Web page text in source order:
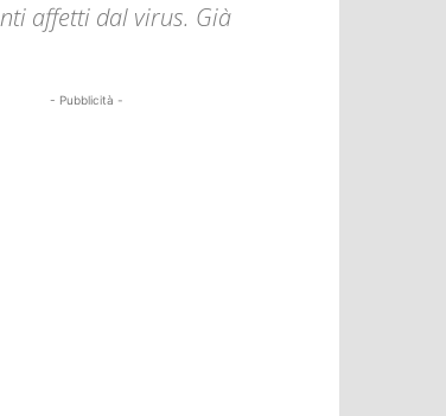
affetti dal virus. Già
- Pubblicità -